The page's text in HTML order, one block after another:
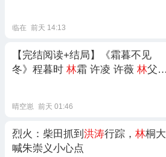
临在 前天 14:13
【完结阅读+结局】《霜暮不见
冬》程暮时 林霜 许凌 许薇 林父
晴空崽 前天 01:46
烈火：柴田抓到 洪涛行踪， 林桐大
喊朱崇义小心点